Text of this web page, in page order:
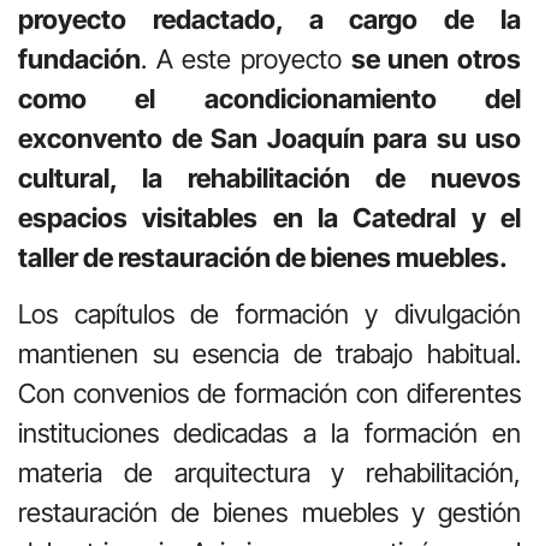
proyecto redactado, a cargo de la
fundación. A este proyecto se unen otros
como el acondicionamiento del
exconvento de San Joaquín para su uso
cultural, la rehabilitación de nuevos
espacios visitables en la Catedral y el
taller de restauración de bienes muebles.
Los capítulos de formación y divulgación
mantienen su esencia de trabajo habitual.
Con convenios de formación con diferentes
instituciones dedicadas a la formación en
materia de arquitectura y rehabilitación,
restauración de bienes muebles y gestión